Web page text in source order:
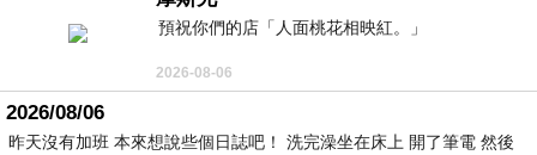
預祝你們的店「人面桃花相映紅。」
2026-08-06
2026/08/06
昨天沒有加班 本來想說些個日誌吧！ 洗完澡坐在床上 開了筆電 然後